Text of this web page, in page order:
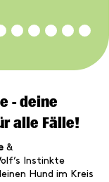
- deine
alle Fälle!
&
Instinkte
Hund im Kreis